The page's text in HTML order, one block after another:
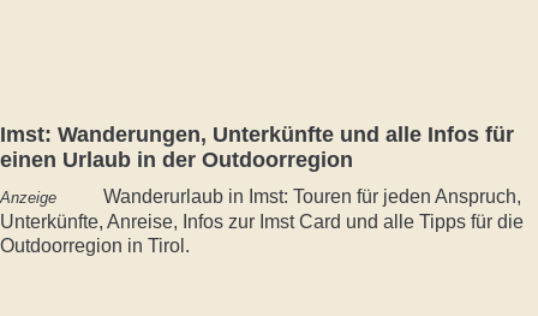
Imst: Wanderungen, Unterkünfte und alle Infos für
einen Urlaub in der Outdoorregion
Anzeige
Wanderurlaub in Imst: Touren für jeden Anspruch,
Unterkünfte, Anreise, Infos zur Imst Card und alle Tipps für die
Outdoorregion in Tirol.